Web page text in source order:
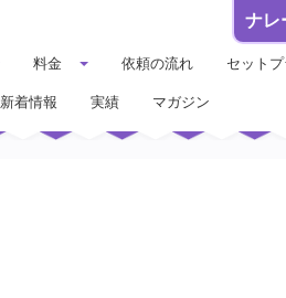
ナレ
料金 依頼の流れ セット
新着情報 実績 マガジン